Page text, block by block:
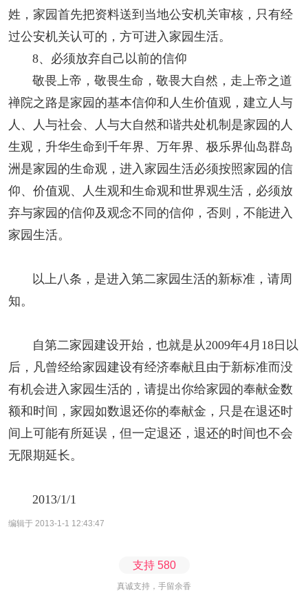
姓，家园首先把资料送到当地公安机关审核，只有经
过公安机关认可的，方可进入家园生活。
8、必须放弃自己以前的信仰
敬畏上帝，敬畏生命，敬畏大自然，走上帝之道
禅院之路是家园的基本信仰和人生价值观，建立人与
人、人与社会、人与大自然和谐共处机制是家园的人
生观，升华生命到千年界、万年界、极乐界仙岛群岛
洲是家园的生命观，进入家园生活必须按照家园的信
仰、价值观、人生观和生命观和世界观生活，必须放
弃与家园的信仰及观念不同的信仰，否则，不能进入
家园生活。
以上八条，是进入第二家园生活的新标准，请周
知。
自第二家园建设开始，也就是从2009年4月 18 日以
后，凡曾经给家园建设有经济奉献且由于新标准而没
有机会进入家园生活的，请提出你给家园的奉献金数
额和时间，家园如数退还你的奉献金，只是在退还时
间上可能有所延误，但一定退还，退还的时间也不会
无限期延长。
2013/1/1
编辑于 2013-1-1 12:43:47
支持580
真诚支持，手留余香